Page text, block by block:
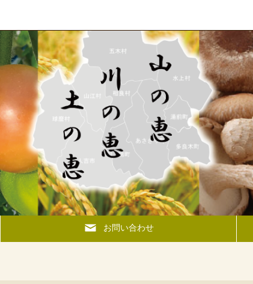
お問い合わせ